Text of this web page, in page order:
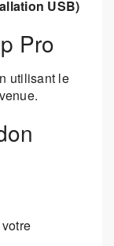
USB)
Pro
utilisant le